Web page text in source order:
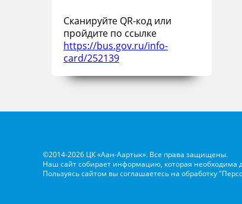
Сканируйте QR-код или
пройдите по ссылке
https://bus.gov.ru/info-
card/252139
©2014-2026 ЦК «Аан-Аартык». Все права защищены.
Наш сайт собирает информацию, которая необходима
Пользуясь сайтом вы соглашаетесь на обработку